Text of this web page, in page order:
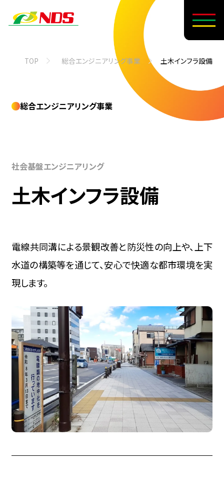
TOP 総合エンジニアリング事業 土木インフラ設備
総合エンジニアリング事業
社会基盤エンジニアリング
土木インフラ設備
電線共同溝による景観改善と防災性の向上や、上下
水道の構築等を通じて、安心で快適な都市環境を実
現します。